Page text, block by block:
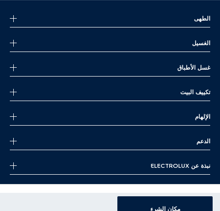
مكان الشرء
الطهى
الغسيل
غسل الأطباق
تكييف البيت
الإلهام
الدعم
نبذة عن ELECTROLUX
|